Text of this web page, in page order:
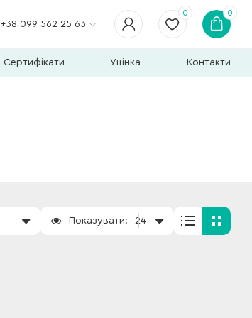
+38 099 562 25 63
0 0
Сертифікати Уцінка Контакти
Показувати: 24